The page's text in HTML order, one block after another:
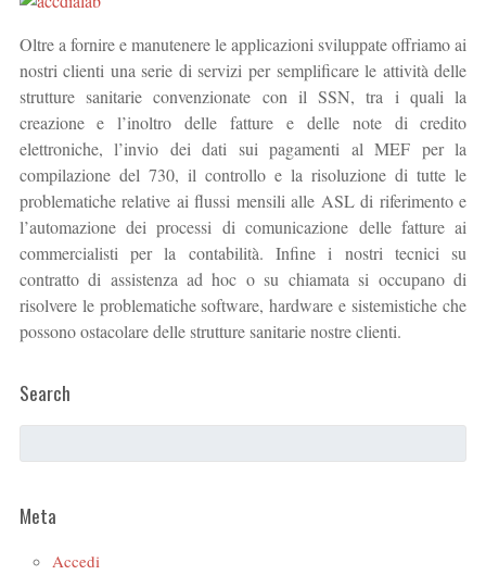
Oltre a fornire e manutenere le applicazioni sviluppate offriamo ai
nostri clienti una serie di servizi per semplificare le attività delle
strutture sanitarie convenzionate con il SSN, tra i quali la
creazione e l’inoltro delle fatture e delle note di credito
elettroniche, l’invio dei dati sui pagamenti al MEF per la
compilazione del 730, il controllo e la risoluzione di tutte le
problematiche relative ai flussi mensili alle ASL di riferimento e
l’automazione dei processi di comunicazione delle fatture ai
commercialisti per la contabilità. Infine i nostri tecnici su
contratto di assistenza ad hoc o su chiamata si occupano di
risolvere le problematiche software, hardware e sistemistiche che
possono ostacolare delle strutture sanitarie nostre clienti.
Search
Meta
Accedi